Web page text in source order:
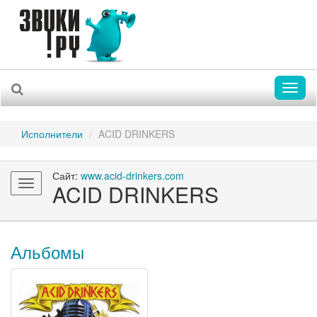
Исполнители ACID DRINKERS
Toggle
navigation
Сайт: www.acid-drinkers.com
ACID DRINKERS
Альбомы